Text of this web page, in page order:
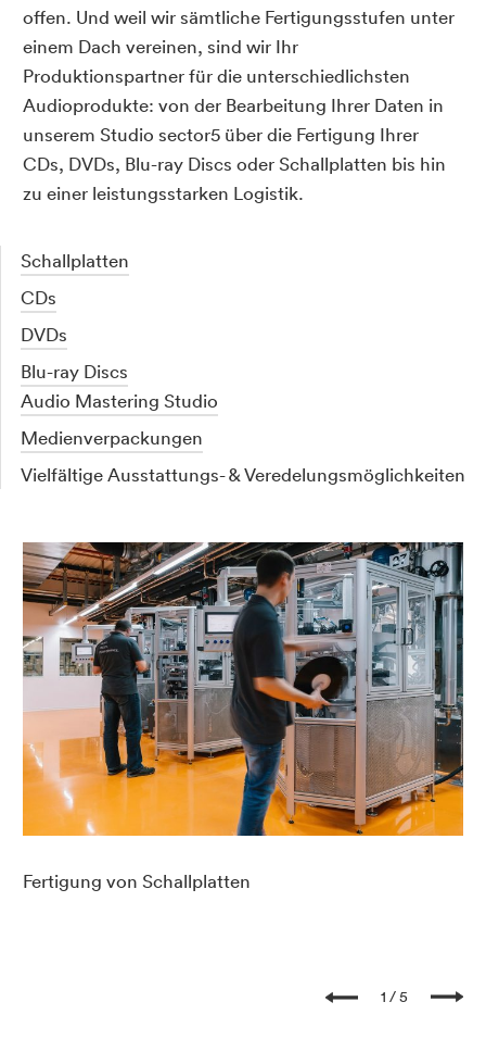
offen. Und weil wir sämtliche Fertigungsstufen unter
einem Dach vereinen, sind wir Ihr
Produktionspartner für die unterschiedlichsten
Audioprodukte: von der Bearbeitung Ihrer Daten in
unserem Studio sector5 über die Fertigung Ihrer
CDs, DVDs, Blu-ray Discs oder Schallplatten bis hin
zu einer leistungsstarken Logistik.
Schallplatten
CDs
DVDs
Blu-ray Discs
Audio Mastering Studio
Medienverpackungen
Vielfältige Ausstattungs- & Veredelungsmöglichkeiten
Fertigung von Schallplatten
1 5